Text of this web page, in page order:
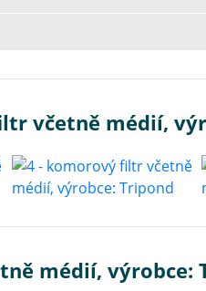
včetně médií,
médií, výrobce: